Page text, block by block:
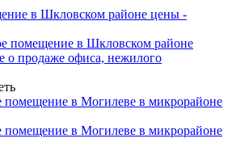
в Шкловском районе цены -
помещение в Шкловском районе
о продаже офиса, нежилого
помещение в Могилеве в микрорайоне
помещение в Могилеве в микрорайоне